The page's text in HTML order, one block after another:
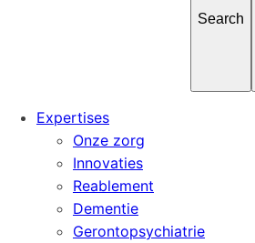
Expertises
Onze zorg
Innovaties
Reablement
Dementie
Gerontopsychiatrie